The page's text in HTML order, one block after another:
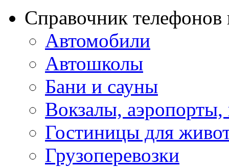
Справочник
Автомобили
Автошколы
Бани и сауны
Вокзалы,
Гостиницы для
Грузоперевозки